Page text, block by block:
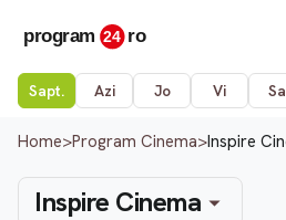
Sapt. Azi Jo Vi Sa
Home>Program Cinema>Inspire
Inspire Cinema